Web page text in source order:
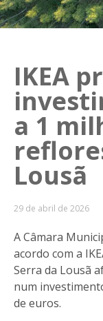
IKEA
a 1
Lousã
29 de abril de 2026
A Câmara
acordo com a
Serra da Lousã
num
de euros.